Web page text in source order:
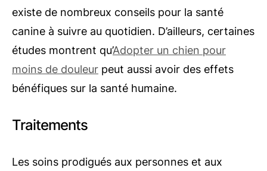
existe de nombreux conseils pour la santé
canine à suivre au quotidien. D’ailleurs, certaines
études montrent qu’Adopter un chien pour
moins de douleur peut aussi avoir des effets
bénéfiques sur la santé humaine.
Traitements
Les soins prodigués aux personnes et aux